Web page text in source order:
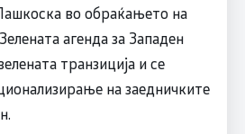
во обраќањето на
агенда за Западен
транзиција и се
на заедничките